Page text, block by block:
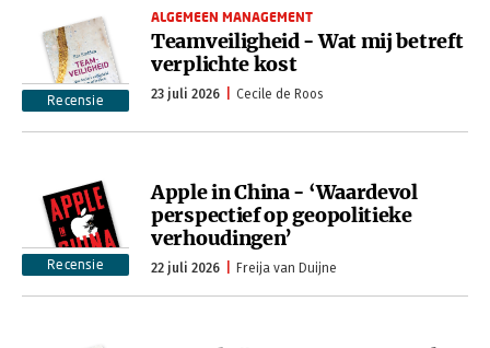
Recensie
ALGEMEEN MANAGEMENT
Teamveiligheid - Wat mij betreft
verplichte kost
23 juli 2026 Cecile de Roos
Recensie
Apple in China - ‘Waardevol
perspectief op geopolitieke
verhoudingen’
22 juli 2026 Freija van Duijne